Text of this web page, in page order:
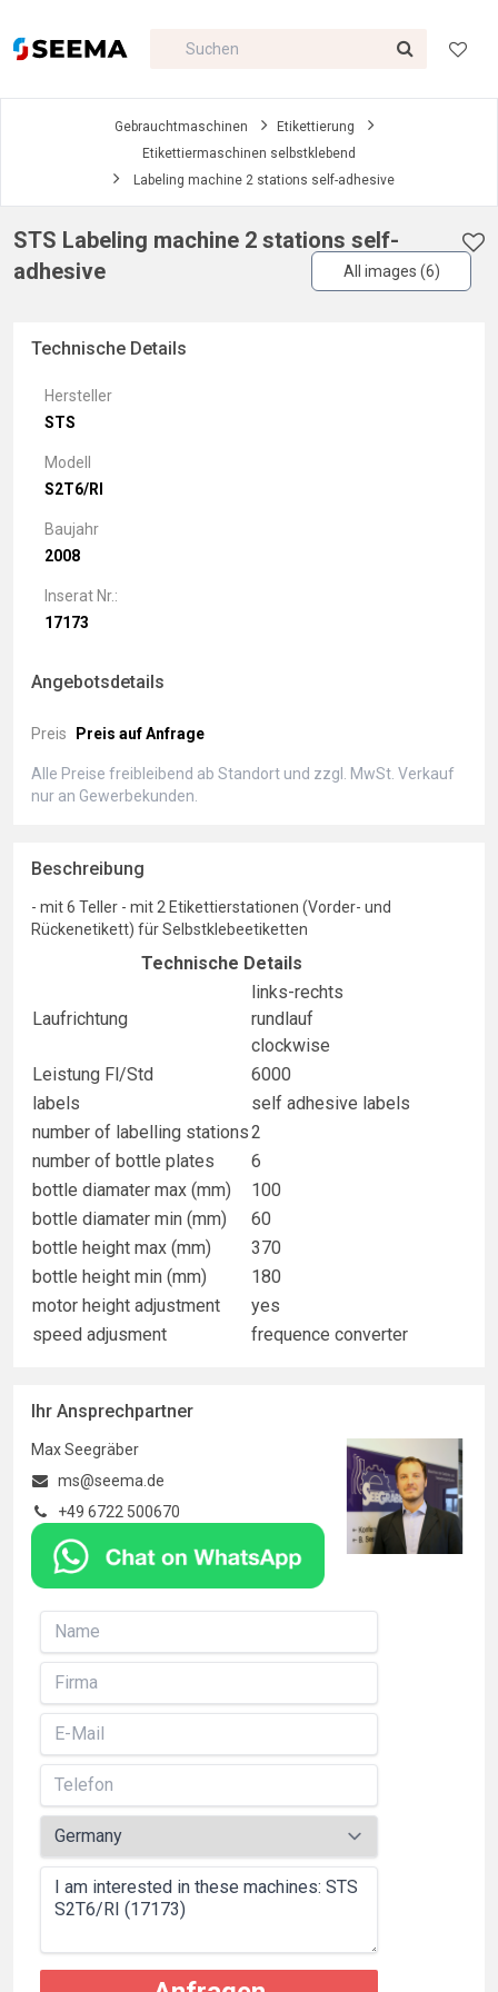
Gebrauchtmaschinen
Etikettierung
Etikettiermaschinen selbstklebend
Labeling machine 2 stations self-adhesive
STS Labeling machine 2 stations self-
adhesive
All images (6)
Technische Details
Hersteller
STS
Modell
S2T6/RI
Baujahr
2008
Inserat Nr.:
17173
Angebotsdetails
Preis Preis auf Anfrage
Alle Preise freibleibend ab Standort und zzgl. MwSt. Verkauf
nur an Gewerbekunden.
Beschreibung
- mit 6 Teller - mit 2 Etikettierstationen (Vorder- und
Rückenetikett) für Selbstklebeetiketten
Technische Details
Laufrichtung
links-rechts
rundlauf
clockwise
Leistung Fl/Std
6000
labels
self adhesive labels
number of labelling stations2
number of bottle plates
6
bottle diamater max (mm)
100
bottle diamater min (mm)
60
bottle height max (mm)
370
bottle height min (mm)
180
motor height adjustment
yes
speed adjusment
frequence converter
Ihr Ansprechpartner
Max Seegräber
ms@seema.de
+49 6722 500670